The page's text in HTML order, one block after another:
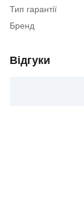
Тип гарантії
Бренд
Відгуки